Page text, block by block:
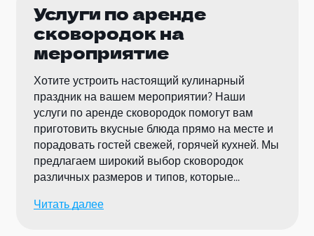
Услуги по аренде
сковородок на
мероприятие
Хотите устроить настоящий кулинарный
праздник на вашем мероприятии? Наши
услуги по аренде сковородок помогут вам
приготовить вкусные блюда прямо на месте и
порадовать гостей свежей, горячей кухней. Мы
предлагаем широкий выбор сковородок
различных размеров и типов, которые
блюд на любом мероприятии.
Читать далее